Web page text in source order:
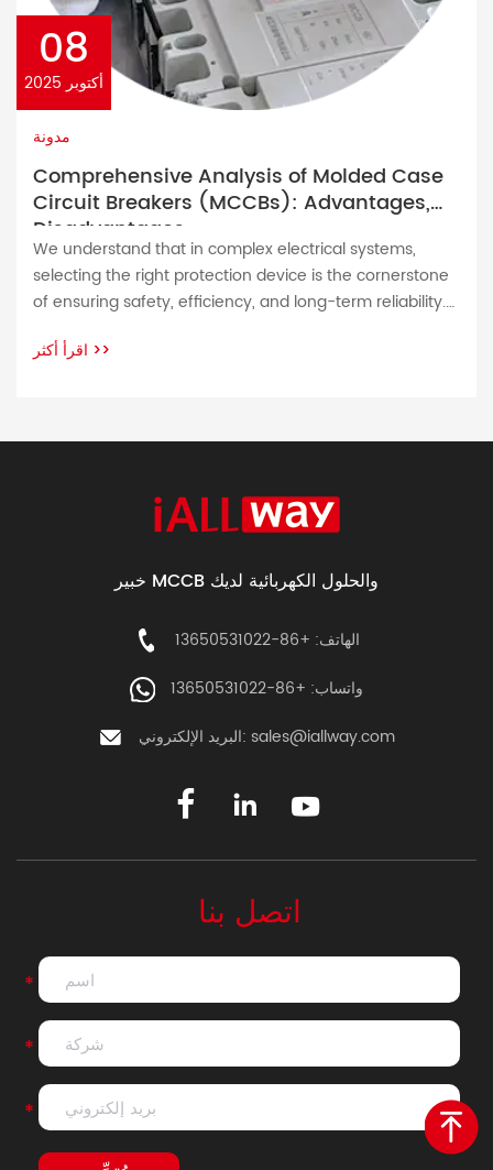
08
أكتوبر 2025
مدونة
Comprehensive Analysis of Molded Case
Circuit Breakers (MCCBs): Advantages,
Disadvantages
We understand that in complex electrical systems,
selecting the right protection device is the cornerstone
of ensuring safety, efficiency, and long-term reliability.
Breakers (MCCBs), we are committed to providing you
>>
خبير MCCB والحلول الكهربائية لديك
الهاتف: +86-13650531022
واتساب: +86-13650531022
البريد الإلكتروني: sales@iallway.com
اتصل بنا
*
*
*